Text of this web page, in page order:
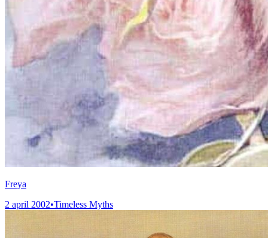
Freya
2 april 2002•Timeless Myths